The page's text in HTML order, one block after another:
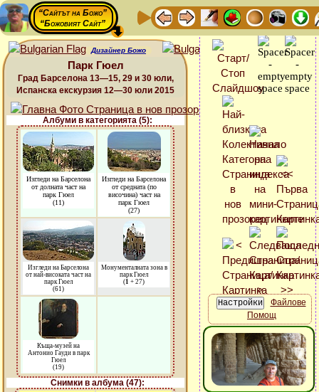
“Сайтът на Божо”
“Божовият Сайт”
Дизайнер Божо
Парк Гюел
Град Барселона 13—15, 29 и 30 юли,
Испанска екскурзия 12—30 юли 2015
Албуми в категорията (5):
Изгледи на Барселона
от долната част на
парк Гюел
(11)
Изгледи на Барселона
от средната (по
височина) част на
парк Гюел
(27)
Изгледи на Барселона
от най-високата част на
парк Гюел
(61)
Монументалната зона в
парк Гюел
(1 + 27)
Къща-музей на
Антонио Гауди в парк
Гюел
(19)
Снимки в албума (47):
Файлове
Помощ